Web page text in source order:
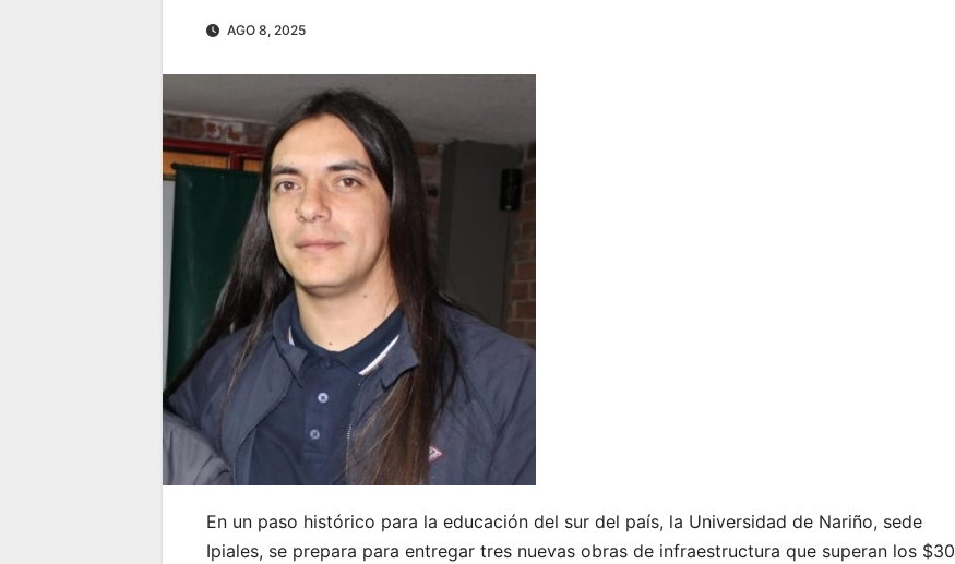
AGO 8, 2025
En un paso histórico para la educación del sur del país, la Universidad de Nariño, sede
Ipiales, se prepara para entregar tres nuevas obras de infraestructura que superan los $30